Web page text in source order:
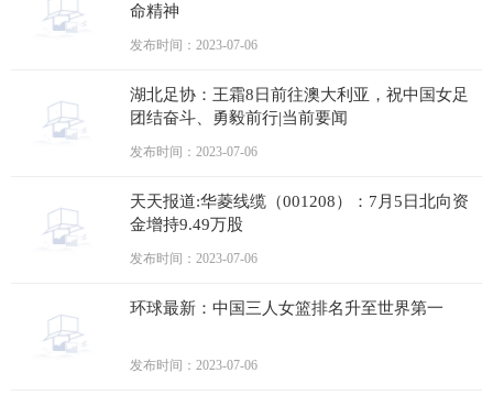
命精神
发布时间：2023-07-06
湖北足协：王霜8日前往澳大利亚，祝中国女足
团结奋斗、勇毅前行|当前要闻
发布时间：2023-07-06
天天报道:华菱线缆（001208）：7月5日北向资
金增持9.49万股
发布时间：2023-07-06
环球最新：中国三人女篮排名升至世界第一
发布时间：2023-07-06